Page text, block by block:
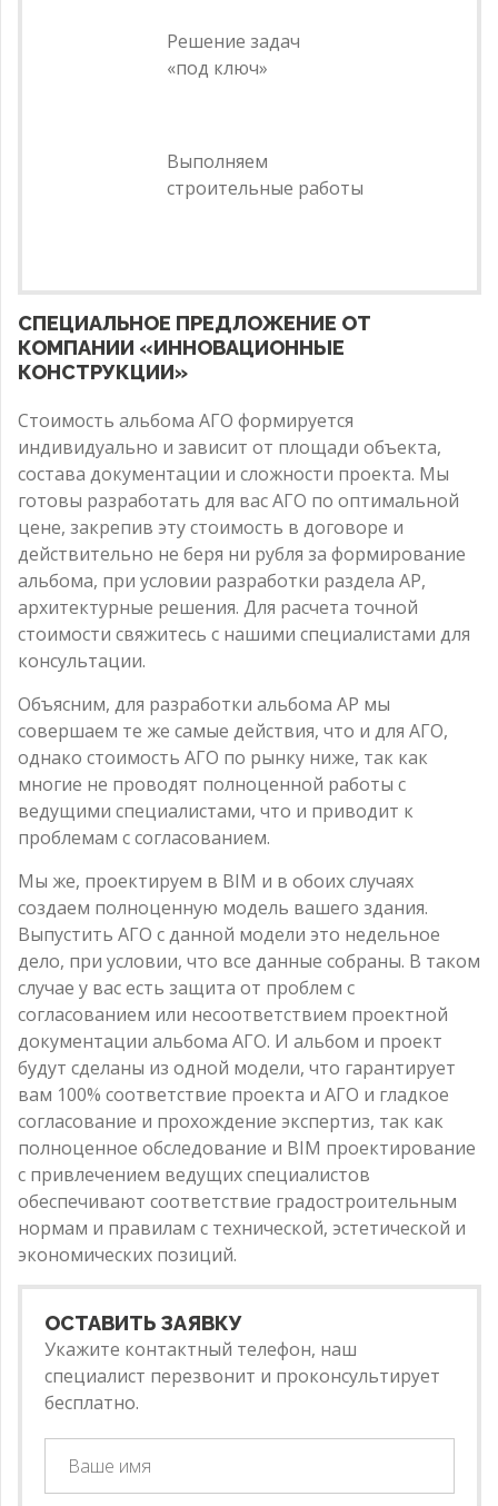
Решение задач
«под ключ»
Выполняем
строительные работы
СПЕЦИАЛЬНОЕ ПРЕДЛОЖЕНИЕ ОТ
КОМПАНИИ «ИННОВАЦИОННЫЕ
КОНСТРУКЦИИ»
Стоимость альбома АГО формируется
индивидуально и зависит от площади объекта,
состава документации и сложности проекта. Мы
готовы разработать для вас АГО по оптимальной
цене, закрепив эту стоимость в договоре и
действительно не беря ни рубля за формирование
альбома, при условии разработки раздела АР,
архитектурные решения. Для расчета точной
стоимости свяжитесь с нашими специалистами для
консультации.
Объясним, для разработки альбома АР мы
совершаем те же самые действия, что и для АГО,
однако стоимость АГО по рынку ниже, так как
многие не проводят полноценной работы с
ведущими специалистами, что и приводит к
проблемам с согласованием.
Мы же, проектируем в BIM и в обоих случаях
создаем полноценную модель вашего здания.
Выпустить АГО с данной модели это недельное
дело, при условии, что все данные собраны. В таком
случае у вас есть защита от проблем с
согласованием или несоответствием проектной
документации альбома АГО. И альбом и проект
будут сделаны из одной модели, что гарантирует
вам 100% соответствие проекта и АГО и гладкое
согласование и прохождение экспертиз, так как
полноценное обследование и BIM проектирование
с привлечением ведущих специалистов
обеспечивают соответствие градостроительным
нормам и правилам с технической, эстетической и
экономических позиций.
ОСТАВИТЬ ЗАЯВКУ
Укажите контактный телефон, наш
специалист перезвонит и проконсультирует
бесплатно.